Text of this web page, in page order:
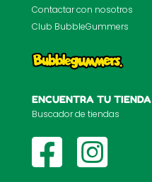
Contactar con nosotros
Club BubbleGummers
ENCUENTRA TU TIENDA
Buscador de tiendas